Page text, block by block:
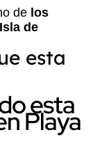
de los
de
esta
esta
Playa